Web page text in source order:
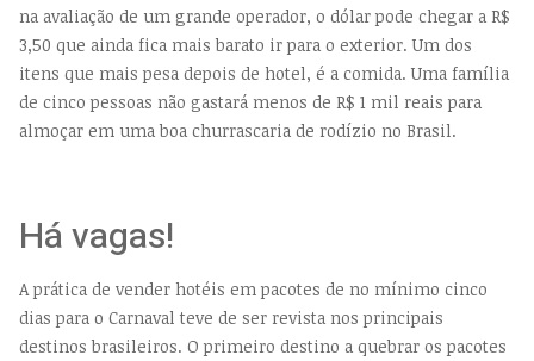
na avaliação de um grande operador, o dólar pode chegar a R$
3,50 que ainda fica mais barato ir para o exterior. Um dos
itens que mais pesa depois de hotel, é a comida. Uma família
de cinco pessoas não gastará menos de R$ 1 mil reais para
almoçar em uma boa churrascaria de rodízio no Brasil.
Há vagas!
A prática de vender hotéis em pacotes de no mínimo cinco
dias para o Carnaval teve de ser revista nos principais
destinos brasileiros. O primeiro destino a quebrar os pacotes